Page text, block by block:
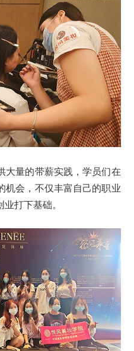
大量的带薪实践，学员们在
机会，不仅丰富自己的职业
打下基础。